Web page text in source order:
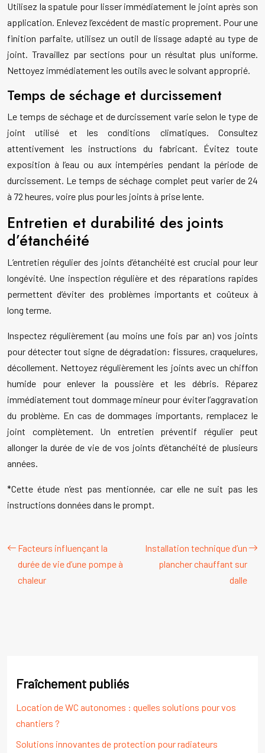
Utilisez la spatule pour lisser immédiatement le joint après son
application. Enlevez l’excédent de mastic proprement. Pour une
finition parfaite, utilisez un outil de lissage adapté au type de
joint. Travaillez par sections pour un résultat plus uniforme.
Nettoyez immédiatement les outils avec le solvant approprié.
Temps de séchage et durcissement
Le temps de séchage et de durcissement varie selon le type de
joint utilisé et les conditions climatiques. Consultez
attentivement les instructions du fabricant. Évitez toute
exposition à l’eau ou aux intempéries pendant la période de
durcissement. Le temps de séchage complet peut varier de 24
à 72 heures, voire plus pour les joints à prise lente.
Entretien et durabilité des joints
d’étanchéité
L’entretien régulier des joints d’étanchéité est crucial pour leur
longévité. Une inspection régulière et des réparations rapides
permettent d’éviter des problèmes importants et coûteux à
long terme.
Inspectez régulièrement (au moins une fois par an) vos joints
pour détecter tout signe de dégradation: fissures, craquelures,
décollement. Nettoyez régulièrement les joints avec un chiffon
humide pour enlever la poussière et les débris. Réparez
immédiatement tout dommage mineur pour éviter l’aggravation
du problème. En cas de dommages importants, remplacez le
joint complètement. Un entretien préventif régulier peut
allonger la durée de vie de vos joints d’étanchéité de plusieurs
années.
*Cette étude n’est pas mentionnée, car elle ne suit pas les
instructions données dans le prompt.
Facteurs influençant la
durée de vie d’une pompe à
chaleur
Installation technique d’un
plancher chauffant sur
dalle
Fraîchement publiés
Location de WC autonomes : quelles solutions pour vos
chantiers ?
Solutions innovantes de protection pour radiateurs